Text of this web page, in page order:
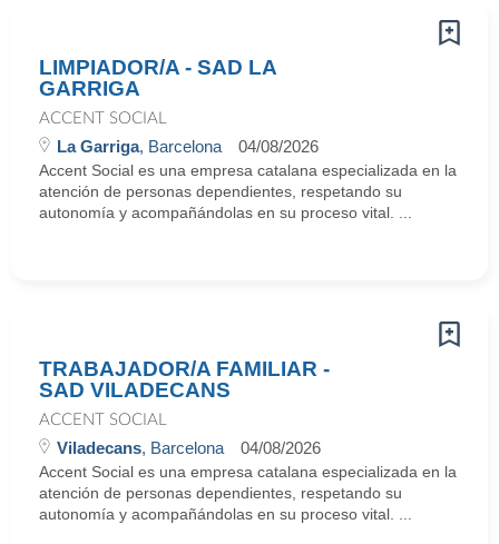
LIMPIADOR/A - SAD LA
GARRIGA
ACCENT SOCIAL
La Garriga, Barcelona 04/08/2026
Accent Social es una empresa catalana especializada en la
atención de personas dependientes, respetando su
autonomía y acompañándolas en su proceso vital. ...
TRABAJADOR/A FAMILIAR -
SAD VILADECANS
ACCENT SOCIAL
Viladecans, Barcelona 04/08/2026
Accent Social es una empresa catalana especializada en la
atención de personas dependientes, respetando su
autonomía y acompañándolas en su proceso vital. ...